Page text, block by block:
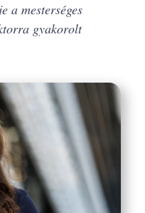
a mesterséges
gyakorolt